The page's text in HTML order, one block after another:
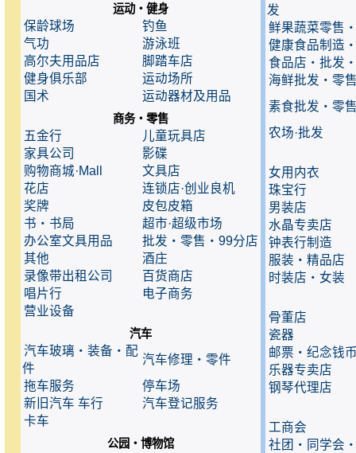
运动・健身
保龄球场
钓鱼
气功
游泳班
高尔夫用品店
脚踏车店
健身俱乐部
运动场所
国术
运动器材及用品
商务・零售
五金行
儿童玩具店
家具公司
影碟
购物商城·Mall
文具店
花店
连锁店·创业良机
奖牌
皮包皮箱
书・书局
超市·超级市场
办公室文具用品
批发・零售・99分店
其他
酒庄
录像带出租公司
百货商店
唱片行
电子商务
营业设备
汽车
汽车玻璃・装备・配
件
汽车修理・零件
拖车服务
停车场
新旧汽车 车行
汽车登记服务
卡车
公园・博物馆
发
鲜果蔬菜零售
健康食品制造
食品店・批发
海鲜批发・零
素食批发・零
农场·批发
女用内衣
珠宝行
男装店
水晶专卖店
钟表行制造
服装・精品店
时装店・女装
骨董店
瓷器
邮票・纪念钱
乐器专卖店
钢琴代理店
工商会
社团・同学会